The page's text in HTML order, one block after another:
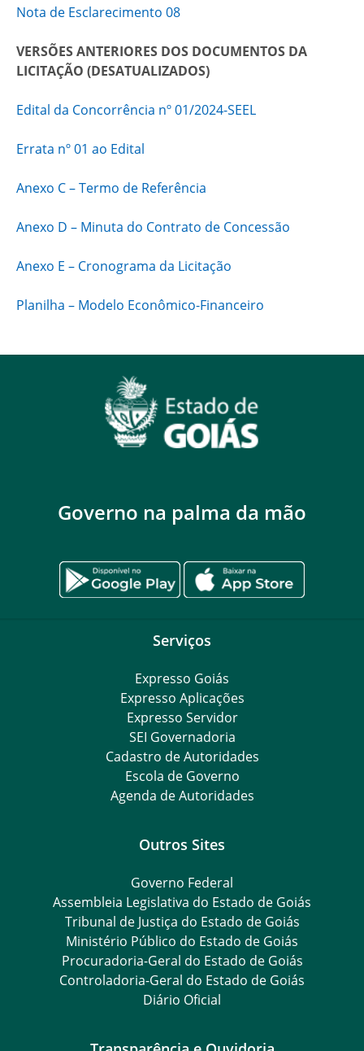
Nota de Esclarecimento 08
VERSÕES ANTERIORES DOS DOCUMENTOS DA
LICITAÇÃO (DESATUALIZADOS)
Edital da Concorrência nº 01/2024-SEEL
Errata nº 01 ao Edital
Anexo C – Termo de Referência
Anexo D – Minuta do Contrato de Concessão
Anexo E – Cronograma da Licitação
Planilha – Modelo Econômico-Financeiro
Governo na palma da mão
Serviços
Expresso Goiás
Expresso Aplicações
Expresso Servidor
SEI Governadoria
Cadastro de Autoridades
Escola de Governo
Agenda de Autoridades
Outros Sites
Governo Federal
Assembleia Legislativa do Estado de Goiás
Tribunal de Justiça do Estado de Goiás
Ministério Público do Estado de Goiás
Procuradoria-Geral do Estado de Goiás
Controladoria-Geral do Estado de Goiás
Diário Oficial